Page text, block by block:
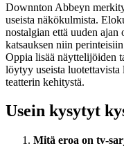
Downnton Abbeyn
useista näkökulmista.
nostalgian että uuden
katsauksen niin
Oppia lisää näyttelijöiden
löytyy useista luotettavista
teatterin kehitystä.
Usein kysytyt
Mitä eroa on tv-